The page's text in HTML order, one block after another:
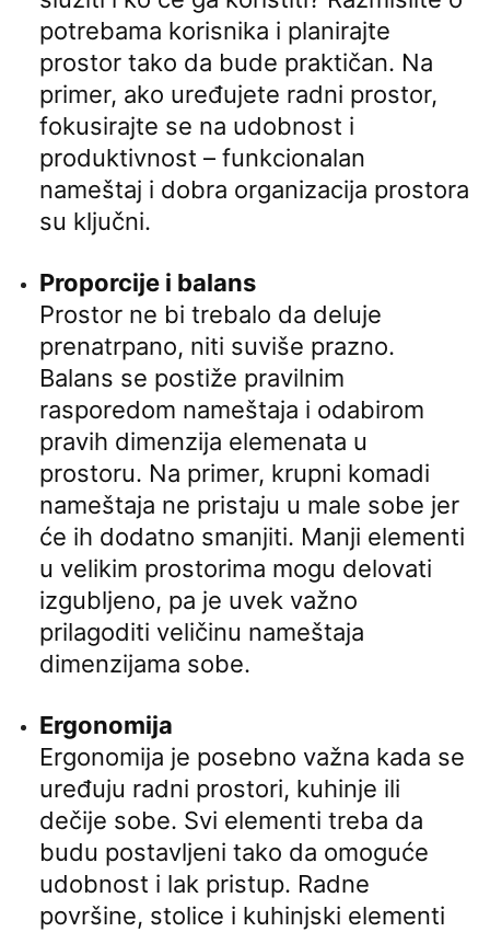
potrebama korisnika i planirajte
prostor tako da bude praktičan. Na
primer, ako uređujete radni prostor,
fokusirajte se na udobnost i
produktivnost – funkcionalan
nameštaj i dobra organizacija prostora
su ključni.
Proporcije i balans
Prostor ne bi trebalo da deluje
prenatrpano, niti suviše prazno.
Balans se postiže pravilnim
rasporedom nameštaja i odabirom
pravih dimenzija elemenata u
prostoru. Na primer, krupni komadi
nameštaja ne pristaju u male sobe jer
će ih dodatno smanjiti. Manji elementi
u velikim prostorima mogu delovati
izgubljeno, pa je uvek važno
prilagoditi veličinu nameštaja
dimenzijama sobe.
Ergonomija
Ergonomija je posebno važna kada se
uređuju radni prostori, kuhinje ili
dečije sobe. Svi elementi treba da
budu postavljeni tako da omoguće
udobnost i lak pristup. Radne
površine, stolice i kuhinjski elementi